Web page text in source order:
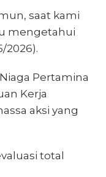
saat kami
mengetahui
2026).
Pertamina
Kerja
aksi yang
total